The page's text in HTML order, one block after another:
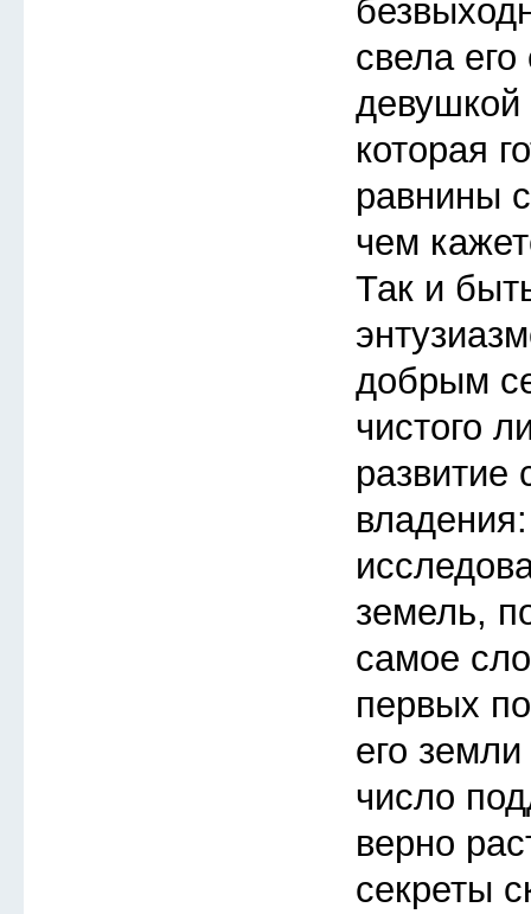
свела его
которая
равнины
чем
Так и
добрым
чистого
развитие
земель,
самое
первых
его
число
верно
секреты